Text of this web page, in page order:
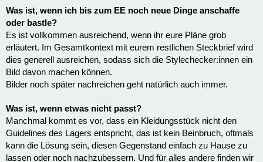
Was ist, wenn ich bis zum EE noch neue Dinge anschaffe
oder bastle?
Es ist vollkommen ausreichend, wenn ihr eure Pläne grob
erläutert. Im Gesamtkontext mit eurem restlichen Steckbrief wird
dies generell ausreichen, sodass sich die Stylechecker:innen ein
Bild davon machen können.
Bilder noch später nachreichen geht natürlich auch immer.
Was ist, wenn etwas nicht passt?
Manchmal kommt es vor, dass ein Kleidungsstück nicht den
Guidelines des Lagers entspricht, das ist kein Beinbruch, oftmals
kann die Lösung sein, diesen Gegenstand einfach zu Hause zu
lassen oder noch nachzubessern. Und für alles andere finden wir